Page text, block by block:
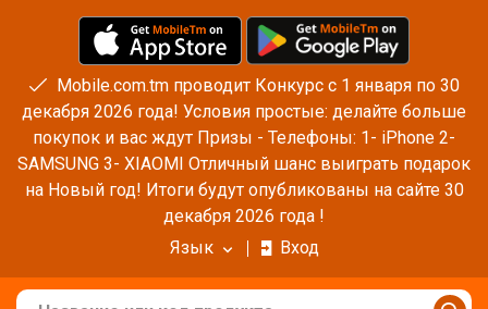
Mobile.com.tm проводит Конкурс с 1 января по 30
декабря 2026 года! Условия простые: делайте больше
покупок и вас ждут Призы - Телефоны: 1- iPhone 2-
SAMSUNG 3- XIAOMI Отличный шанс выиграть подарок
на Новый год! Итоги будут опубликованы на сайте 30
декабря 2026 года !
Язык
Вход